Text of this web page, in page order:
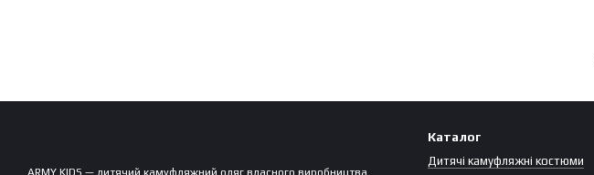
ARMY KIDS — дитячий камуфляжний одяг власного виробництва.
Каталог
Дитячі камуфляжні костюми